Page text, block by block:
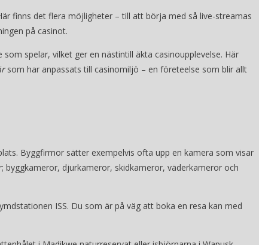
finns det flera möjligheter – till att börja med så live-streamas
på casinot.
spelar, vilket ger en nästintill äkta casinoupplevelse. Här
som har anpassats till casinomiljö – en företeelse som blir allt
Byggfirmor sätter exempelvis ofta upp en kamera som visar
byggkameror, djurkameror, skidkameror, väderkameror och
ISS. Du som är på väg att boka en resa kan med